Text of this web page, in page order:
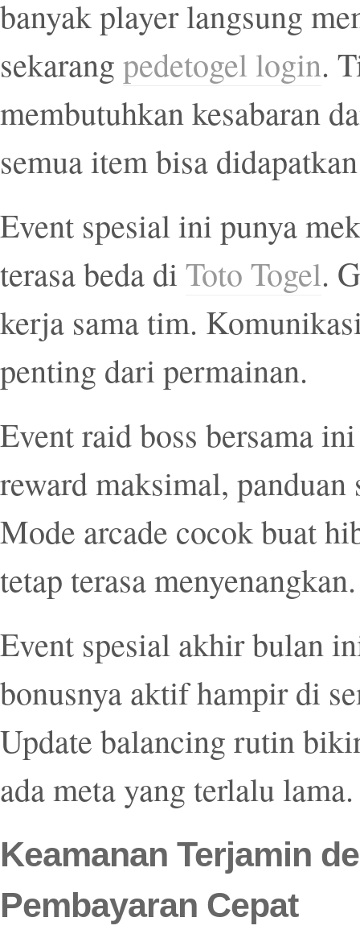
banyak player langsung
sekarang pedetogel login.
membutuhkan kesabaran
semua item bisa
Event spesial ini punya
terasa beda di Toto Togel.
kerja sama tim.
penting dari permainan.
Event raid boss bersama
reward maksimal,
Mode arcade cocok buat
tetap terasa menyenangkan.
Event spesial akhir bulan
bonusnya aktif hampir di
Update balancing rutin
ada meta yang terlalu lama.
Keamanan Terjamin
Pembayaran Cepat